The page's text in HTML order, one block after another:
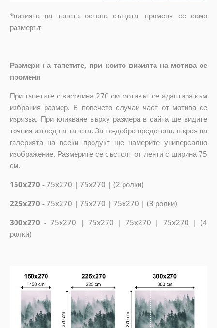
*визията на тапета остава същата, променя се само
размерът
Размери на тапетите, при които визията на мотива се
променя
При тапетите с височина 270 см мотивът се адаптира към
избрания размер. В повечето случаи част от мотива се
изрязва. При кликване върху размера в сайта ще видите
точния изглед на тапета. За по-добра представа, в края на
галерията на всеки продукт ще намерите универсално
изображение. Размерите се състоят от ленти с ширина 75
см.
150x270 -75x270 | 75x270 | (2 ролки)
225x270 -75x270 | 75x270 | 75x270 | (3 ролки)
300x270 -75x270 | 75x270 | 75x270 | 75x270 | (4
ролки)